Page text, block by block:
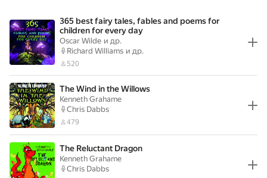
365 best fairy tales, fables and poems for
children for every day
Oscar Wilde и др.
Richard Williams и др.
520
The Wind in the Willows
Kenneth Grahame
Chris Dabbs
479
The Reluctant Dragon
Kenneth Grahame
Chris Dabbs